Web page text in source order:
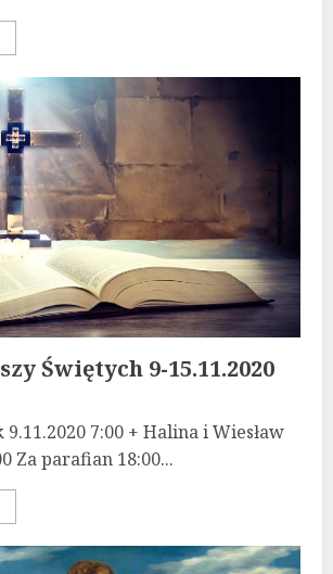
Świętych 9-15.11.2020
7:00 + Halina i Wiesław
Za parafian 18:00...